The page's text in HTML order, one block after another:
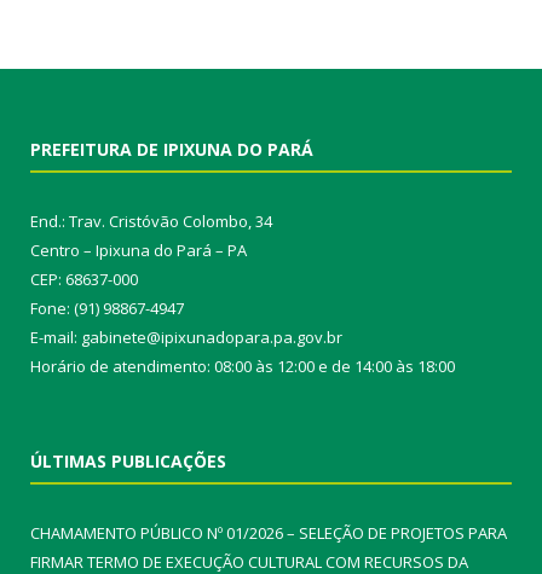
PREFEITURA DE IPIXUNA DO PARÁ
End.: Trav. Cristóvão Colombo, 34
Centro – Ipixuna do Pará – PA
CEP: 68637-000
Fone: (91) 98867-4947
E-mail: gabinete@ipixunadopara.pa.gov.br
Horário de atendimento: 08:00 às 12:00 e de 14:00 às 18:00
ÚLTIMAS PUBLICAÇÕES
CHAMAMENTO PÚBLICO Nº 01/2026 – SELEÇÃO DE PROJETOS PARA
FIRMAR TERMO DE EXECUÇÃO CULTURAL COM RECURSOS DA